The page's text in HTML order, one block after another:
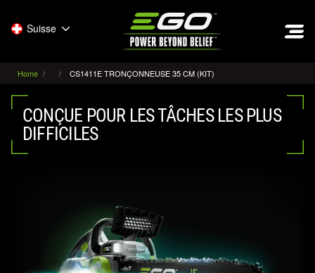
Suisse
Home CS1411E TRONÇONNEUSE 35 CM (KIT)
CONÇUE POUR LES TÂCHES LES PLUS
DIFFICILES